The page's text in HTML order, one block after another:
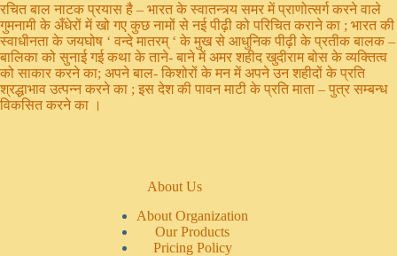
रचित बाल नाटक प्रयास है – भारत के स्वातन्त्र्य समर में प्राणोत्सर्ग करने वाले
गुमनामी के अँधेरों में खो गए कुछ नामों से नई पीढ़ी को परिचित कराने का ; भारत की
स्वाधीनता के जयघोष ‘ वन्दे मातरम् ‘ के मुख से आधुनिक पीढ़ी के प्रतीक बालक –
बालिका को सुनाई गई कथा के ताने- बाने में अमर शहीद खुदीराम बोस के व्यक्तित्व
को साकार करने का; अपने बाल- किशोरों के मन में अपने उन शहीदों के प्रति
श्रद्धाभाव उत्पन्न करने का ; इस देश की पावन माटी के प्रति माता – पुत्र सम्बन्ध
विकसित करने का ।
About Us
About Organization
Our Products
Pricing Policy